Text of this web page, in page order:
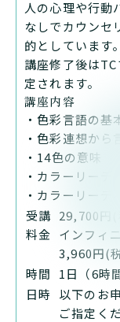
人の心理や行動
なしでカウンセ
的としています。
講座修了後は
定されます。
講座内容
・色彩言語の基
・色彩連想から
・14色の意味
・カラーリーデ
・カラーリーデ
受講
料金
29,700円(
インフィ
3,960円(
時間
1日（6時
日時
以下のお
ご指定く